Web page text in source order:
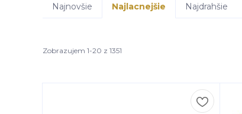
Najnovšie Najlacnejšie Najdrahšie
Zobrazujem 1-20 z 1351